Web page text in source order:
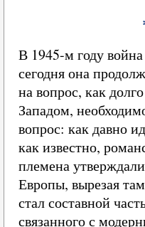
В 1945-м году
сегодня она
на вопрос, как
Западом,
вопрос: как давно
как известно,
племена
Европы, вырезая
стал составной
связанного с